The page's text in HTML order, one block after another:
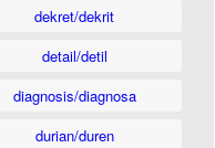
dekret/dekrit
detail/detil
diagnosis/diagnosa
durian/duren